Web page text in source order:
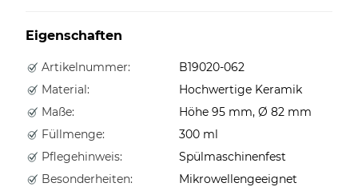
Eigenschaften
Artikelnummer:
B19020-062
Material:
Hochwertige Keramik
Maße:
Höhe 95 mm, Ø 82 mm
Füllmenge:
300 ml
Pflegehinweis:
Spülmaschinenfest
Besonderheiten:
Mikrowellengeeignet